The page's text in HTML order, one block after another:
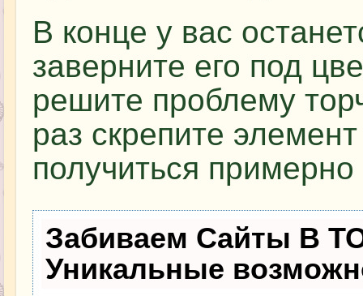
В конце у вас
заверните его под
решите проблему
раз скрепите
получиться
Забиваем Сайты В
Уникальные